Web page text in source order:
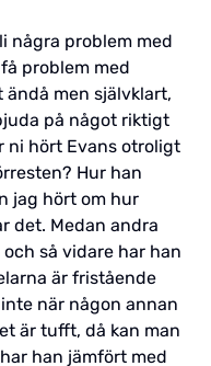
några problem med
problem med
men självklart,
på något riktigt
ni hört Evans otroligt
Hur han
jag hört om hur
det. Medan andra
så vidare har han
är fristående
när någon annan
är tufft, då kan man
han jämfört med